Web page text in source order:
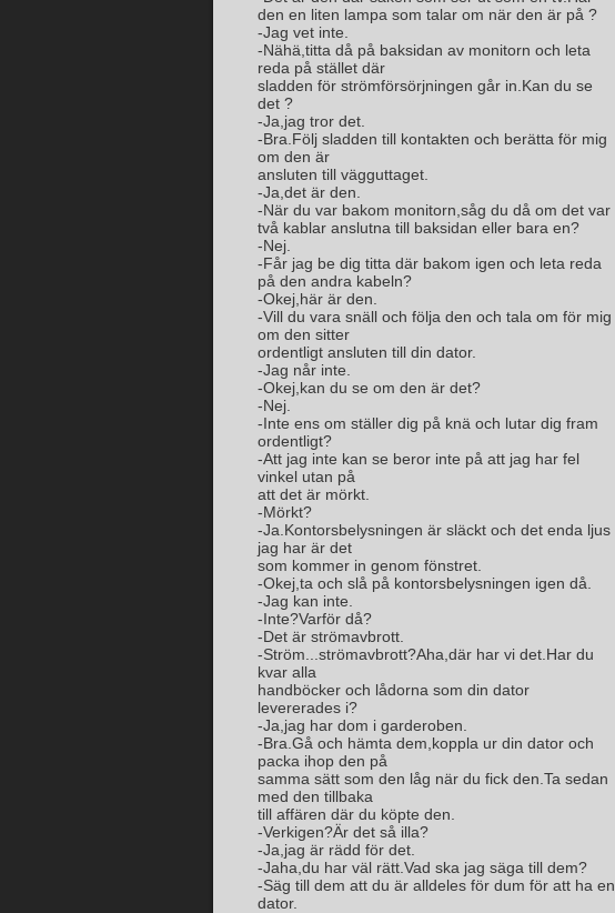
den en liten lampa som talar om när den är på ?
-Jag vet inte.
-Nähä,titta då på baksidan av monitorn och leta
reda på stället där
sladden för strömförsörjningen går in.Kan du se
det ?
-Ja,jag tror det.
-Bra.Följ sladden till kontakten och berätta för mig
om den är
ansluten till vägguttaget.
-Ja,det är den.
-När du var bakom monitorn,såg du då om det var
två kablar anslutna till baksidan eller bara en?
-Nej.
-Får jag be dig titta där bakom igen och leta reda
på den andra kabeln?
-Okej,här är den.
-Vill du vara snäll och följa den och tala om för mig
om den sitter
ordentligt ansluten till din dator.
-Jag når inte.
-Okej,kan du se om den är det?
-Nej.
-Inte ens om ställer dig på knä och lutar dig fram
ordentligt?
-Att jag inte kan se beror inte på att jag har fel
vinkel utan på
att det är mörkt.
-Mörkt?
-Ja.Kontorsbelysningen är släckt och det enda ljus
jag har är det
som kommer in genom fönstret.
-Okej,ta och slå på kontorsbelysningen igen då.
-Jag kan inte.
-Inte?Varför då?
-Det är strömavbrott.
-Ström...strömavbrott?Aha,där har vi det.Har du
kvar alla
handböcker och lådorna som din dator
levererades i?
-Ja,jag har dom i garderoben.
-Bra.Gå och hämta dem,koppla ur din dator och
packa ihop den på
samma sätt som den låg när du fick den.Ta sedan
med den tillbaka
till affären där du köpte den.
-Verkigen?Är det så illa?
-Ja,jag är rädd för det.
-Jaha,du har väl rätt.Vad ska jag säga till dem?
-Säg till dem att du är alldeles för dum för att ha en
dator.